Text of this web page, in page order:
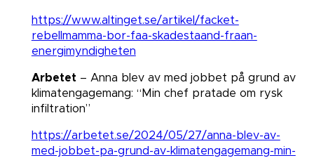
https://www.altinget.se/artikel/facket-
rebellmamma-bor-faa-skadestaand-fraan-
energimyndigheten
Arbetet– Anna blev av med jobbet på grund av
klimatengagemang: “Min chef pratade om rysk
infiltration”​​​​​​​
https://arbetet.se/2024/05/27/anna-blev-av-
med-jobbet-pa-grund-av-klimatengagemang-min-